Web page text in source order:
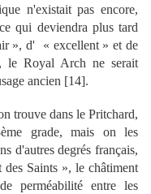
n'existait pas encore,
qui deviendra plus tard
», d' « excellent » et de
le Royal Arch ne serait
ancien [14].
trouve dans le Pritchard,
grade, mais on les
d'autres degrés français,
Saints », le châtiment
perméabilité entre les